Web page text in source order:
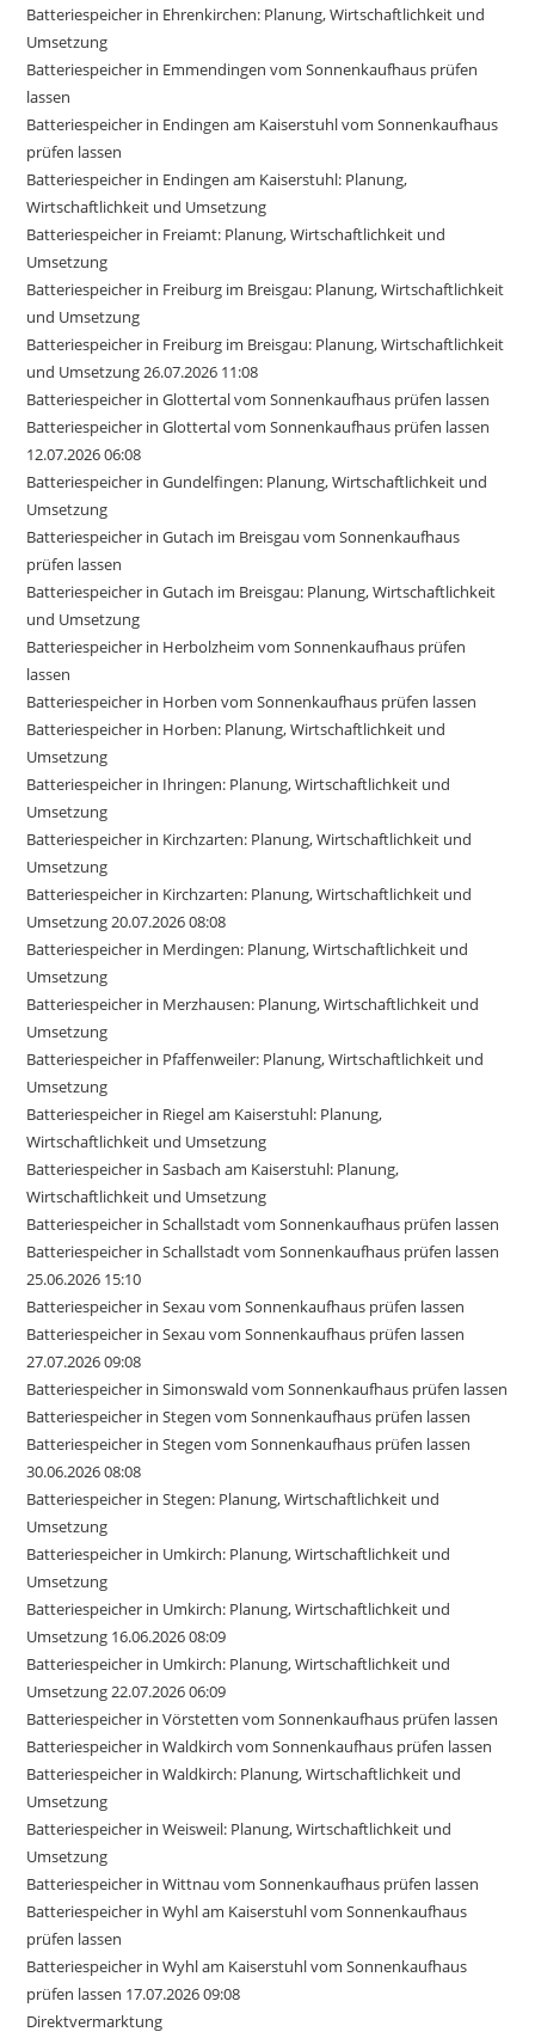
Batteriespeicher in Ehrenkirchen: Planung, Wirtschaftlichkeit und
Umsetzung
Batteriespeicher in Emmendingen vom Sonnenkaufhaus prüfen
lassen
Batteriespeicher in Endingen am Kaiserstuhl vom Sonnenkaufhaus
prüfen lassen
Batteriespeicher in Endingen am Kaiserstuhl: Planung,
Wirtschaftlichkeit und Umsetzung
Batteriespeicher in Freiamt: Planung, Wirtschaftlichkeit und
Umsetzung
Batteriespeicher in Freiburg im Breisgau: Planung, Wirtschaftlichkeit
und Umsetzung
Batteriespeicher in Freiburg im Breisgau: Planung, Wirtschaftlichkeit
und Umsetzung 26.07.2026 11:08
Batteriespeicher in Glottertal vom Sonnenkaufhaus prüfen lassen
Batteriespeicher in Glottertal vom Sonnenkaufhaus prüfen lassen
12.07.2026 06:08
Batteriespeicher in Gundelfingen: Planung, Wirtschaftlichkeit und
Umsetzung
Batteriespeicher in Gutach im Breisgau vom Sonnenkaufhaus
prüfen lassen
Batteriespeicher in Gutach im Breisgau: Planung, Wirtschaftlichkeit
und Umsetzung
Batteriespeicher in Herbolzheim vom Sonnenkaufhaus prüfen
lassen
Batteriespeicher in Horben vom Sonnenkaufhaus prüfen lassen
Batteriespeicher in Horben: Planung, Wirtschaftlichkeit und
Umsetzung
Batteriespeicher in Ihringen: Planung, Wirtschaftlichkeit und
Umsetzung
Batteriespeicher in Kirchzarten: Planung, Wirtschaftlichkeit und
Umsetzung
Batteriespeicher in Kirchzarten: Planung, Wirtschaftlichkeit und
Umsetzung 20.07.2026 08:08
Batteriespeicher in Merdingen: Planung, Wirtschaftlichkeit und
Umsetzung
Batteriespeicher in Merzhausen: Planung, Wirtschaftlichkeit und
Umsetzung
Batteriespeicher in Pfaffenweiler: Planung, Wirtschaftlichkeit und
Umsetzung
Batteriespeicher in Riegel am Kaiserstuhl: Planung,
Wirtschaftlichkeit und Umsetzung
Batteriespeicher in Sasbach am Kaiserstuhl: Planung,
Wirtschaftlichkeit und Umsetzung
Batteriespeicher in Schallstadt vom Sonnenkaufhaus prüfen lassen
Batteriespeicher in Schallstadt vom Sonnenkaufhaus prüfen lassen
25.06.2026 15:10
Batteriespeicher in Sexau vom Sonnenkaufhaus prüfen lassen
Batteriespeicher in Sexau vom Sonnenkaufhaus prüfen lassen
27.07.2026 09:08
Batteriespeicher in Simonswald vom Sonnenkaufhaus prüfen lassen
Batteriespeicher in Stegen vom Sonnenkaufhaus prüfen lassen
Batteriespeicher in Stegen vom Sonnenkaufhaus prüfen lassen
30.06.2026 08:08
Batteriespeicher in Stegen: Planung, Wirtschaftlichkeit und
Umsetzung
Batteriespeicher in Umkirch: Planung, Wirtschaftlichkeit und
Umsetzung
Batteriespeicher in Umkirch: Planung, Wirtschaftlichkeit und
Umsetzung 16.06.2026 08:09
Batteriespeicher in Umkirch: Planung, Wirtschaftlichkeit und
Umsetzung 22.07.2026 06:09
Batteriespeicher in Vörstetten vom Sonnenkaufhaus prüfen lassen
Batteriespeicher in Waldkirch vom Sonnenkaufhaus prüfen lassen
Batteriespeicher in Waldkirch: Planung, Wirtschaftlichkeit und
Umsetzung
Batteriespeicher in Weisweil: Planung, Wirtschaftlichkeit und
Umsetzung
Batteriespeicher in Wittnau vom Sonnenkaufhaus prüfen lassen
Batteriespeicher in Wyhl am Kaiserstuhl vom Sonnenkaufhaus
prüfen lassen
Batteriespeicher in Wyhl am Kaiserstuhl vom Sonnenkaufhaus
prüfen lassen 17.07.2026 09:08
Direktvermarktung